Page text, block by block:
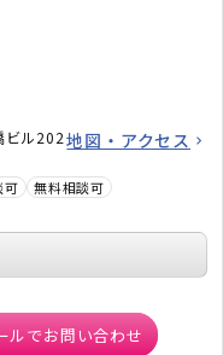
ビル202地図・アクセス
可
無料相談可
ルでお問い合わせ